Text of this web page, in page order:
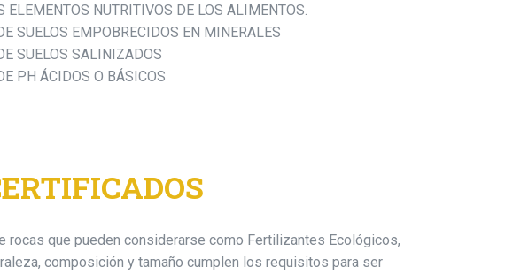
ELEMENTOS NUTRITIVOS DE LOS ALIMENTOS.
SUELOS EMPOBRECIDOS EN MINERALES
SUELOS SALINIZADOS
PH ÁCIDOS O BÁSICOS
que pueden considerarse como Fertilizantes Ecológicos,
composición y tamaño cumplen los requisitos para ser